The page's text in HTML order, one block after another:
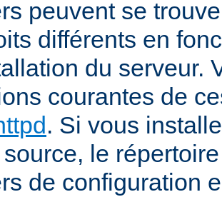
peuvent se
différents en
du serveur.
courantes de
. Si vous
le
de configuration